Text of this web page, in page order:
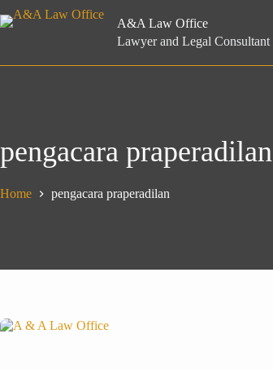
to
A&A Law Office
Lawyer and Legal Consultant
pengacara praperadilan
Home pengacara praperadilan